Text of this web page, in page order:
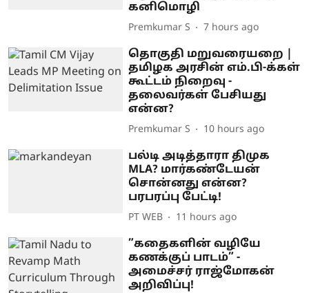
கனிமொழி
Premkumar S 7 hours ago
தொகுதி மறுவரையறை |
தமிழக அரசின் எம்.பி-க்கள்
கூட்டம் நிறைவு -
தலைவர்கள் பேசியது
என்ன?
Premkumar S 10 hours ago
பல்டி அடித்தாரா திமுக
MLA? மார்கண்டேயன்
சொன்னது என்ன?
பரபரப்பு பேட்டி!
PT WEB 11 hours ago
”கதைகளின் வழியே
கணக்குப் பாடம்” -
அமைச்சர் ராஜ்மோகன்
அறிவிப்பு!